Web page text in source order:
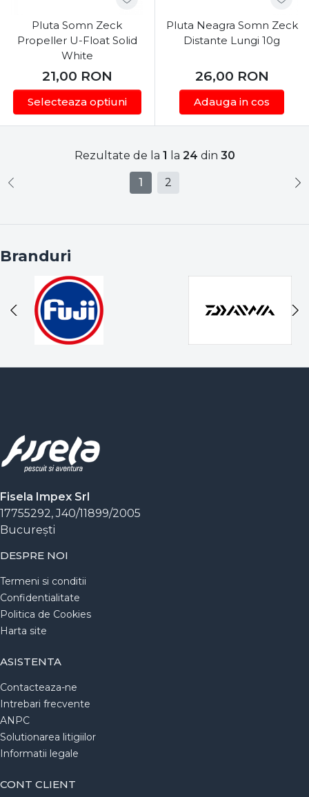
Pluta Somn Zeck
Propeller U-Float Solid
White
21,00 RON
Selecteaza optiuni
Pluta Neagra Somn Zeck
Distante Lungi 10g
26,00 RON
Adauga in cos
Rezultate de la 1 la 24 din 30
1 2
Branduri
Fisela Impex Srl
17755292, J40/11899/2005
Bucureşti
DESPRE NOI
Termeni si conditii
Confidentialitate
Politica de Cookies
Harta site
ASISTENTA
Contacteaza-ne
Intrebari frecvente
ANPC
Solutionarea litigiilor
Informatii legale
CONT CLIENT